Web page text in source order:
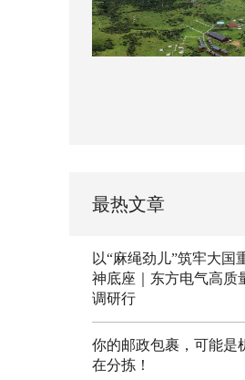
最热文章
以“麻绳劲儿”筑牢大国
神底座｜东方电气高质
调研行
你的邮政包裹，可能是
在分拣！